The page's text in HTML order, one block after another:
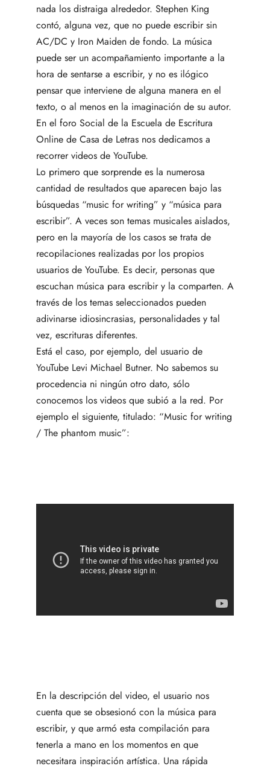
nada los distraiga alrededor. Stephen King
contó, alguna vez, que no puede escribir sin
AC/DC y Iron Maiden de fondo. La música
puede ser un acompañamiento importante a la
hora de sentarse a escribir, y no es ilógico
pensar que interviene de alguna manera en el
texto, o al menos en la imaginación de su autor.
En el foro Social de la Escuela de Escritura
Online de Casa de Letras nos dedicamos a
recorrer videos de YouTube.
Lo primero que sorprende es la numerosa
cantidad de resultados que aparecen bajo las
búsquedas “music for writing” y “música para
escribir”. A veces son temas musicales aislados,
pero en la mayoría de los casos se trata de
recopilaciones realizadas por los propios
usuarios de YouTube. Es decir, personas que
escuchan música para escribir y la comparten. A
través de los temas seleccionados pueden
adivinarse idiosincrasias, personalidades y tal
vez, escrituras diferentes.
Está el caso, por ejemplo, del usuario de
YouTube Levi Michael Butner. No sabemos su
procedencia ni ningún otro dato, sólo
conocemos los videos que subió a la red. Por
ejemplo el siguiente, titulado: “Music for writing
/ The phantom music”:
En la descripción del video, el usuario nos
cuenta que se obsesionó con la música para
escribir, y que armó esta compilación para
tenerla a mano en los momentos en que
necesitara inspiración artística. Una rápida